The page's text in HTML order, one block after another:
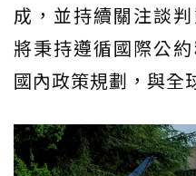
成，並持續關注談
將秉持遵循國際公
國內政策規劃，與全